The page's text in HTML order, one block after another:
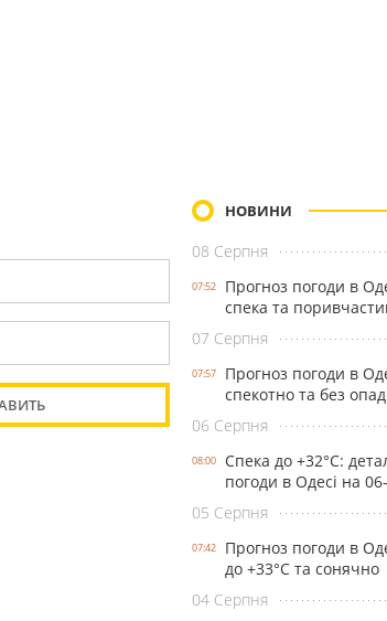
НОВИНИ
08 Серпня
07:52
Прогноз погоди в
спека та
07 Серпня
07:57
Прогноз погоди в
спекотно та без
06 Серпня
08:00
Спека до +32°С:
погоди в Одесі на
05 Серпня
07:42
Прогноз погоди в
до +33°С та сонячно
04 Серпня